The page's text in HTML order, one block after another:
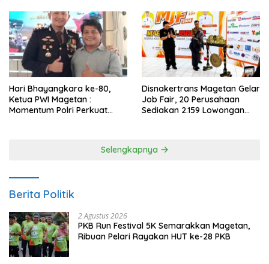
Hari Bhayangkara ke-80,
Ketua PWI Magetan :
Momentum Polri Perkuat
Disnakertrans Magetan Gelar
Job Fair, 20 Perusahaan
Sediakan 2.159 Lowongan
Selengkapnya
Berita Politik
2 Agustus 2026
PKB Run Festival 5K Semarakkan Magetan,
Ribuan Pelari Rayakan HUT ke-28 PKB